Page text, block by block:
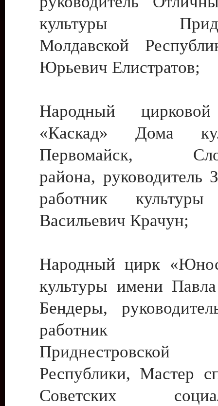
культуры
Молдавской
Юрьевич Елистратов;
Народный цирковой
«Каскад» Дома
Первомайск,
района, руководитель
работник культуры
Васильевич Крачун;
Народный цирк
культуры имени
Бендеры,
работник
Приднестровской
Республики, Мастер
Советских